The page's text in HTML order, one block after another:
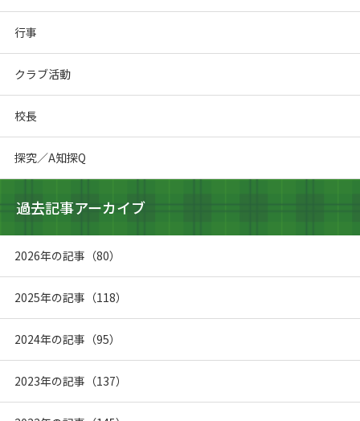
行事
クラブ活動
校長
探究／A知探Q
過去記事アーカイブ
2026年の記事（80）
2025年の記事（118）
2024年の記事（95）
2023年の記事（137）